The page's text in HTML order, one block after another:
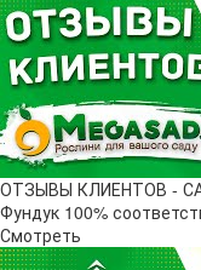
ОТЗЫВЫ КЛИЕНТОВ -
Фундук 100%
Смотреть